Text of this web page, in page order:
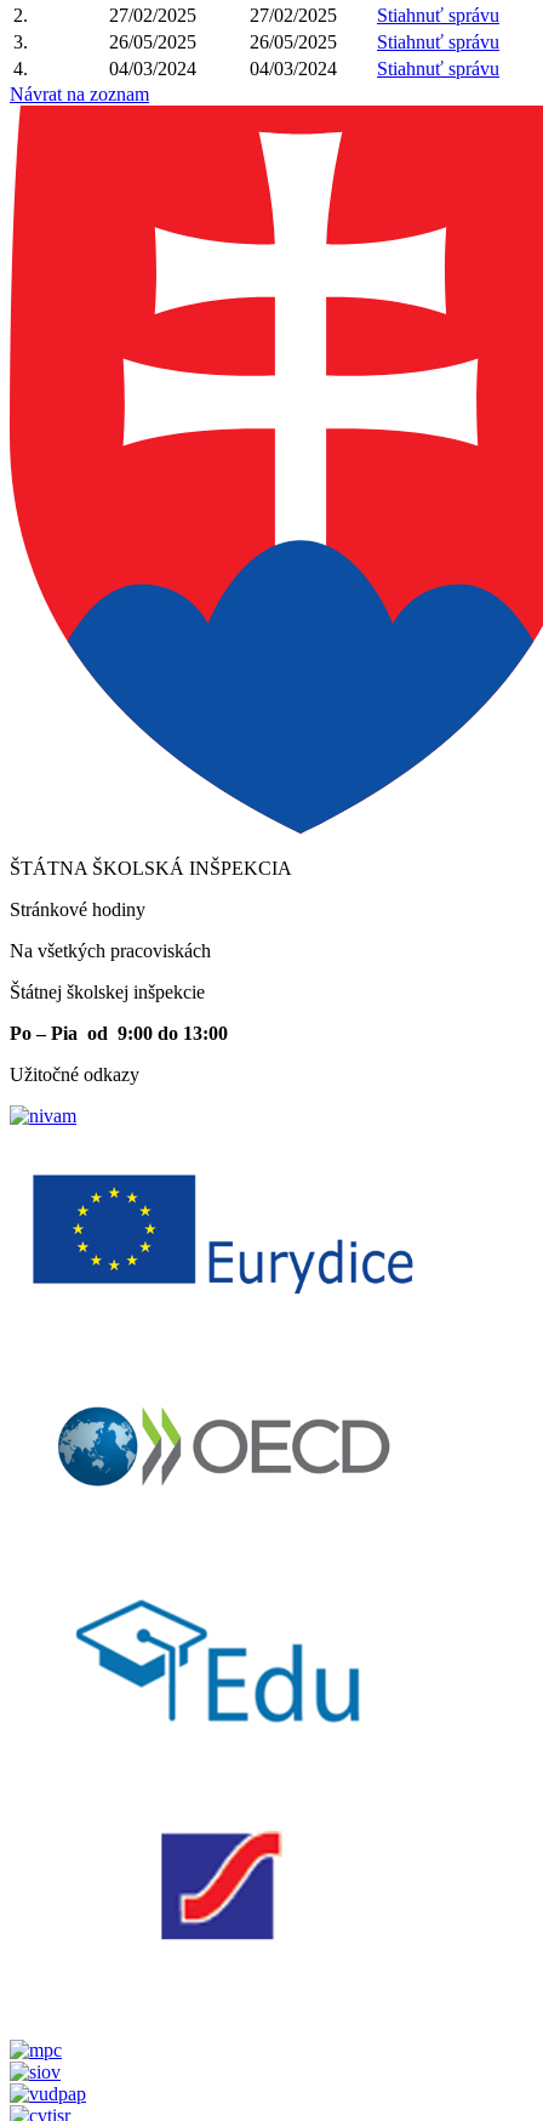
2. 27/02/2025 27/02/2025
Stiahnuť správu
3.
26/05/2025 26/05/2025
Stiahnuť správu
4.
04/03/2024 04/03/2024
Stiahnuť správu
Návrat na zoznam
ŠTÁTNA ŠKOLSKÁ INŠPEKCIA
Stránkové hodiny​
Na všetkých pracoviskách
Štátnej školskej inšpekcie
Po – Pia od 9:00 do 13:00
Užitočné odkazy